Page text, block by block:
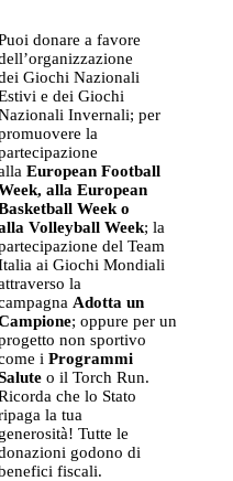
donare a favore
Giochi Nazionali
e dei Giochi
Invernali; per
la
European Football
alla European
Week o
Volleyball Week; la
del Team
ai Giochi Mondiali
la
Adotta un
; oppure per un
non sportivo
i Programmi
o il Torch Run.
che lo Stato
la tua
generosità! Tutte le
godono di
fiscali.